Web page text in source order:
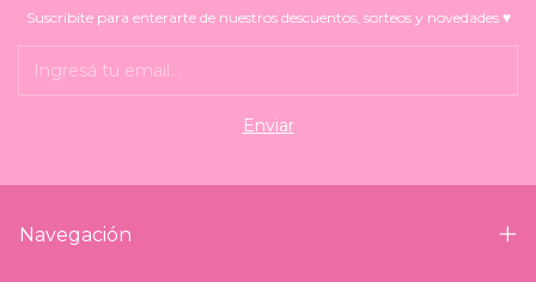
Suscribite para enterarte de nuestros descuentos, sorteos y novedades ♥
Navegación